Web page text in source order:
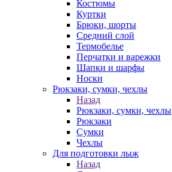
Костюмы
Куртки
Брюки, шорты
Средний слой
Термобелье
Перчатки и варежки
Шапки и шарфы
Носки
Рюкзаки, сумки, чехлы
Назад
Рюкзаки, сумки, чехлы
Рюкзаки
Сумки
Чехлы
Для подготовки лыж
Назад